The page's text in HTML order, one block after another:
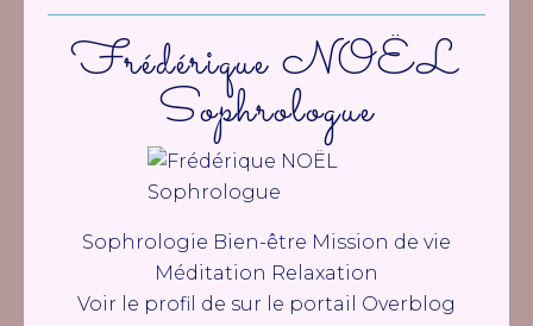
Frédérique NOËL
Sophrologue
Sophrologie Bien-être Mission de vie
Méditation Relaxation
Voir le profil de sur le portail Overblog